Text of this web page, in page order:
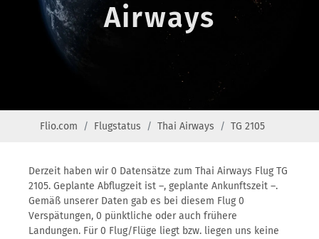
Airways
Flio.com Flugstatus Thai Airways TG 2105
Derzeit haben wir 0 Datensätze zum Thai Airways Flug TG
2105. Geplante Abflugzeit ist –, geplante Ankunftszeit –.
Gemäß unserer Daten gab es bei diesem Flug 0
Verspätungen, 0 pünktliche oder auch frühere
Landungen. Für 0 Flug/Flüge liegt bzw. liegen uns keine